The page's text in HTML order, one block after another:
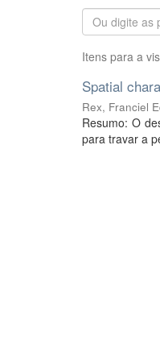
Itens para a
Spatial
Rex, Franciel
Resumo: O
para travar a